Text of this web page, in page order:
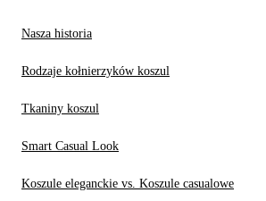
Nasza historia
Rodzaje kołnierzyków koszul
Tkaniny koszul
Smart Casual Look
Koszule eleganckie vs. Koszule casualowe